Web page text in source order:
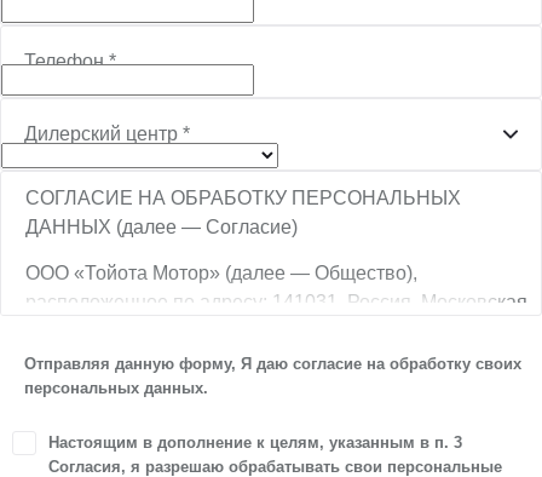
Телефон*
Дилерский центр *
СОГЛАСИЕ НА ОБРАБОТКУ ПЕРСОНАЛЬНЫХ
ДАННЫХ (далее — Согласие)
ООО «Тойота Мотор» (далее — Общество),
расположенное по адресу: 141031, Россия, Московская
ТПЗ «Алтуфьево», вл. 5, стр. 1, является оператором
персональных данных.
1. Настоящим я даю согласие Обществу на обработку
своих персональных данных, а именно: имени, отчества,
Отправляя данную форму, Я даю согласие на обработку своих
персональных данных.
Настоящим в дополнение к целям, указанным в п. 3
Согласия, я разрешаю обрабатывать свои персональные